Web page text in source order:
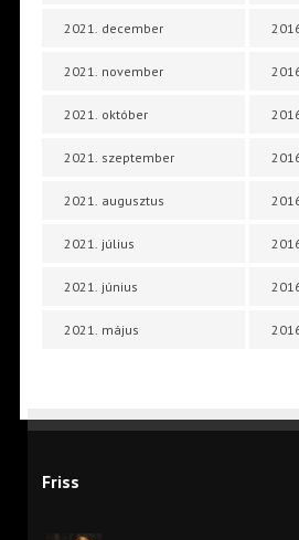
2021. december
2021. november
2021. október
2021. szeptember
2021. augusztus
2021. július
2021. június
2021. május
Friss